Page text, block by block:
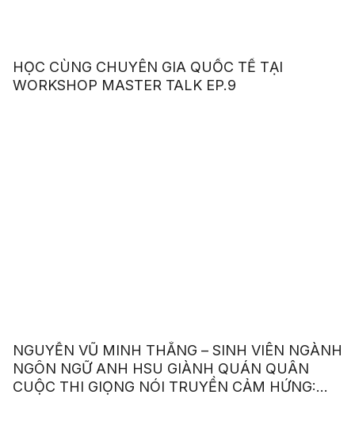
HỌC CÙNG CHUYÊN GIA QUỐC TẾ TẠI
WORKSHOP MASTER TALK EP.9
NGUYỄN VŨ MINH THẮNG – SINH VIÊN NGÀNH
NGÔN NGỮ ANH HSU GIÀNH QUÁN QUÂN
CUỘC THI GIỌNG NÓI TRUYỀN CẢM HỨNG: